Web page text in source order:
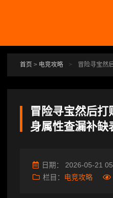
首页 > 电竞攻略 > 冒险寻宝然后
冒险寻宝然后打
身属性查漏补缺
日期： 2026-05-21
栏目： 电竞攻略